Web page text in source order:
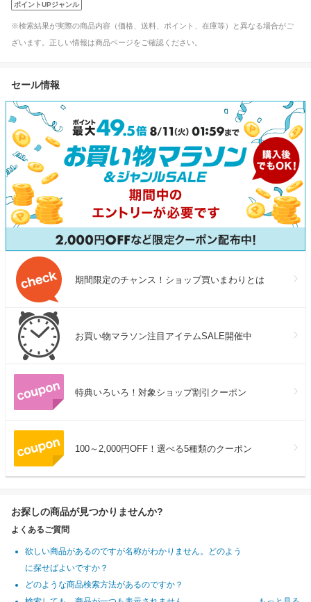
ポイントUPジャンル
※検索結果が実際の商品内容（価格、送料、ポイント、在庫等）と異なる場合がご
ざいます。正しい情報は商品ページをご確認ください。
セール情報
期間限定のチャンス！ショップ買いまわりとは
お買い物マラソン注目アイテムSALE開催中
特典いろいろ！対象ショップ割引クーポン
100～2,000円OFF！選べる5種類のクーポン
お探しの商品が見つかりませんか?
よくあるご質問
欲しい商品があるのですが名称がわかりません。どのよう
に探せばよいですか？
どのような商品検索方法があるのですか？